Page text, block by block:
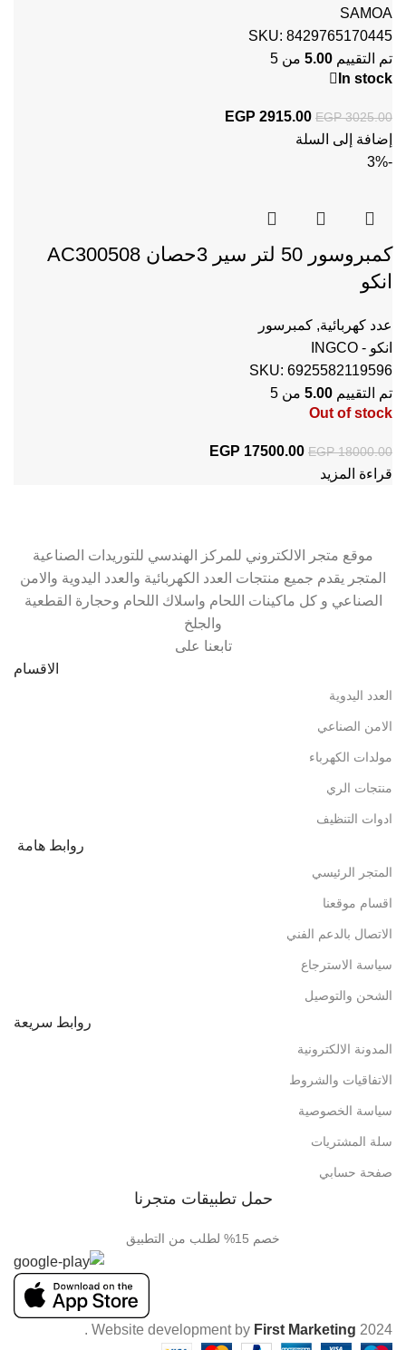
SAMOA
SKU: 8429765170445
تم التقييم 5.00 من 5
In stock
EGP3025.00 السعر الأصلي هو: EGP 3025.00.
EGP 2915.00
إضافة إلى السلة
-3%
كمبروسور 50 لتر سير 3حصان AC300508
انكو
عدد كهربائية, كمبرسور
انكو - INGCO
SKU: 6925582119596
تم التقييم 5.00 من 5
Out of stock
EGP18000.00 السعر الأصلي هو: EGP 18000.00.
EGP 17500.00
قراءة المزيد
موقع متجر الالكتروني للمركز الهندسي للتوريدات الصناعية
المتجر يقدم جميع منتجات العدد الكهربائية والعدد اليدوية والامن
الصناعي و كل ماكينات اللحام واسلاك اللحام وحجارة القطعية
والجلخ
تابعنا على
الاقسام
العدد اليدوية
الامن الصناعي
مولدات الكهرباء
منتجات الري
ادوات التنظيف
روابط هامة
المتجر الرئيسي
اقسام موقعنا
الاتصال بالدعم الفني
سياسة الاسترجاع
الشحن والتوصيل
روابط سريعة
المدونة الالكترونية
الاتفاقيات والشروط
سياسة الخصوصية
سلة المشتريات
صفحة حسابي
حمل تطبيقات متجرنا
خصم 15% لطلب من التطبيق
Website development by First Marketing 2024
.